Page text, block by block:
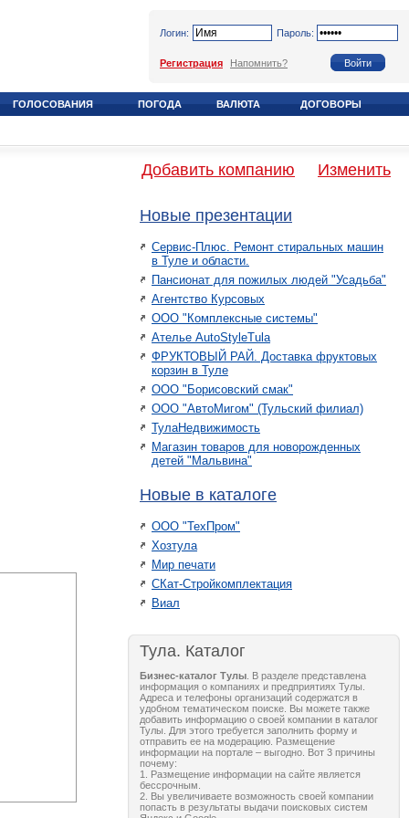
Логин: Пароль:
Регистрация Напомнить?
ГОЛОСОВАНИЯ ПОГОДА ВАЛЮТА ДОГОВОРЫ
Добавить компанию Изменить
Новые презентации
Сервис-Плюс. Ремонт стиральных машин
в Туле и области.
Пансионат для пожилых людей "Усадьба"
Агентство Курсовых
ООО "Комплексные системы"
Ателье AutoStyleTula
ФРУКТОВЫЙ РАЙ. Доставка фруктовых
корзин в Туле
ООО "Борисовский смак"
ООО "АвтоМигом" (Тульский филиал)
ТулаНедвижимость
Магазин товаров для новорожденных
детей "Мальвина"
Новые в каталоге
ООО "ТехПром"
Хозтула
Мир печати
СКат-Стройкомплектация
Виал
Тула. Каталог
Бизнес-каталог Тулы . В разделе представлена
информация о компаниях и предприятиях Тулы.
Адреса и телефоны организаций содержатся в
удобном тематическом поиске. Вы можете также
добавить информацию о своей компании в каталог
Тулы. Для этого требуется заполнить форму и
отправить ее на модерацию. Размещение
информации на портале – выгодно. Вот 3 причины
почему:
1. Размещение информации на сайте является
бессрочным.
2. Вы увеличиваете возможность своей компании
попасть в результаты выдачи поисковых систем